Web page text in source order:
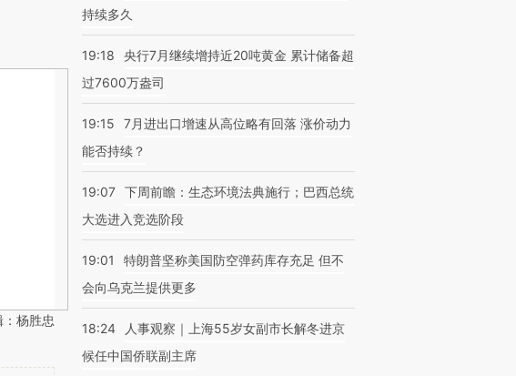
杨胜忠
持续多久
19:18
央行7月继续增持近20吨黄金 累计储备超
过7600万盎司
19:15
7月进出口增速从高位略有回落 涨价动力
能否持续？
19:07 下周前瞻：生态环境法典施行；巴西总统
大选进入竞选阶段
19:01
特朗普坚称美国防空弹药库存充足 但不
会向乌克兰提供更多
18:24
人事观察｜上海55岁女副市长解冬进京
候任中国侨联副主席